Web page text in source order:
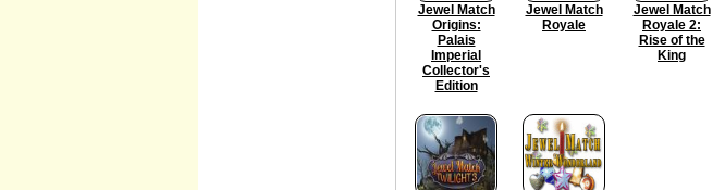
Jewel Match
Origins:
Palais
Imperial
Collector's
Edition
Jewel Match
Royale
Jewel Match
Royale 2:
Rise of the
King